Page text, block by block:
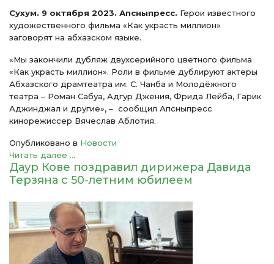
Сухум. 9 октября 2023. Апсныпресс. Герои известного
художественного фильма «Как украсть миллион»
заговорят на абхазском языке.
«Мы закончили дубляж двухсерийного цветного фильма
«Как украсть миллион». Роли в фильме дублируют актеры
Абхазского драмтеатра им. С. Чанба и Молодёжного
театра – Роман Сабуа, Адгур Джения, Фрида Лейба, Гарик
Аджинджал и другие», – сообщил Апсныпресс
кинорежиссер Вячеслав Аблотия.
Опубликовано в Новости
Читать далее ...
Даур Кове поздравил дирижера Давида
Терзяна с 50-летним юбилеем